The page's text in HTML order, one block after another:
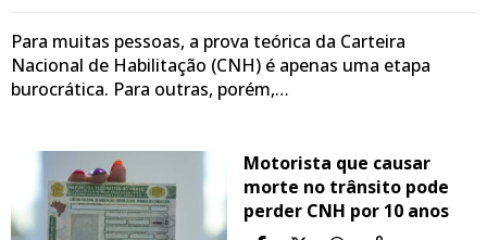
Para muitas pessoas, a prova teórica da Carteira
Nacional de Habilitação (CNH) é apenas uma etapa
burocrática. Para outras, porém,…
Motorista que causar
morte no trânsito pode
perder CNH por 10 anos